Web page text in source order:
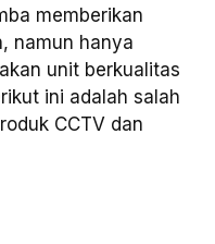
memberikan
namun hanya
unit berkualitas
ini adalah salah
CCTV dan